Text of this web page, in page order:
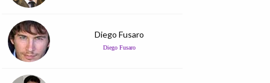
Diego Fusaro
Diego Fusaro